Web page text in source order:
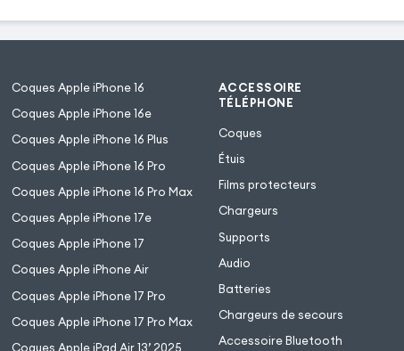
Coques Apple iPhone 16
Coques Apple iPhone 16e
Coques Apple iPhone 16 Plus
Coques Apple iPhone 16 Pro
Coques Apple iPhone 16 Pro Max
Coques Apple iPhone 17e
Coques Apple iPhone 17
Coques Apple iPhone Air
Coques Apple iPhone 17 Pro
Coques Apple iPhone 17 Pro Max
Coques Apple iPad Air 13’ 2025
ACCESSOIRE
TÉLÉPHONE
Coques
Étuis
Films protecteurs
Chargeurs
Supports
Audio
Batteries
Chargeurs de secours
Accessoire Bluetooth